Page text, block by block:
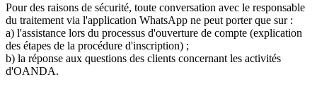
Pour des raisons de sécurité, toute conversation avec le responsable
du traitement via l'application WhatsApp ne peut porter que sur :
a) l'assistance lors du processus d'ouverture de compte (explication
des étapes de la procédure d'inscription) ;
b) la réponse aux questions des clients concernant les activités
d'OANDA.